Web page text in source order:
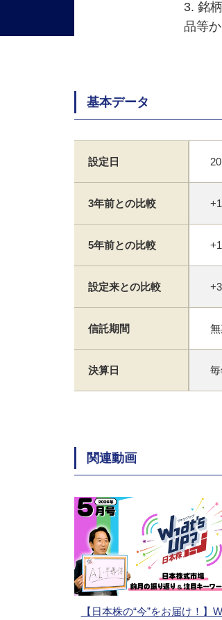
3. 銘
品等
基本データ
設定日
3年前との比較
5年前との比較
設定来との比較
信託期間
決算日
関連動画
【日本株の“今”をお届け！】